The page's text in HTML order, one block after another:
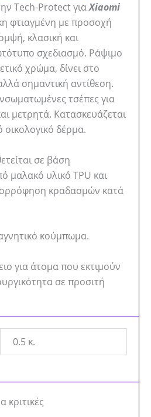
Tech-Protect γιαXiaomi
φτιαγμένη με προσοχή
κλασική και
σχεδιασμό. Ράψιμο
χρώμα, δίνει στο
σημαντική αντίθεση.
τσέπες για
μετρητά. Κατασκευάζεται
δέρμα.
σε βάση
μαλακό υλικό TPU και
κραδασμών κατά
κούμπωμα.
για άτομα που εκτιμούν
σε προσιτή
0.5 κ.